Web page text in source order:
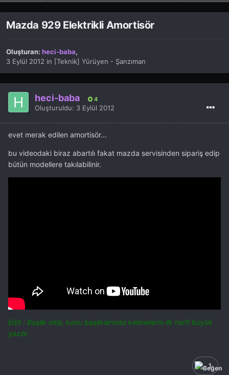
Mazda 929 Elektrikli Amortisör
Oluşturan: heci-baba,
3 Eylül 2012 in [Teknik] Yürüyen - Şanzıman
heci-baba 4
Oluşturuldu: 3 Eylül 2012
evet merak edilen amortisör...
bu videodaki biraz abartılı fakat mazda servisinden sipariş edip
bütün modellere takılabilinir.
Edit : Başlık imla, konu başlıklarında kelimelerin ilk harfi büyük
yazılır.
1